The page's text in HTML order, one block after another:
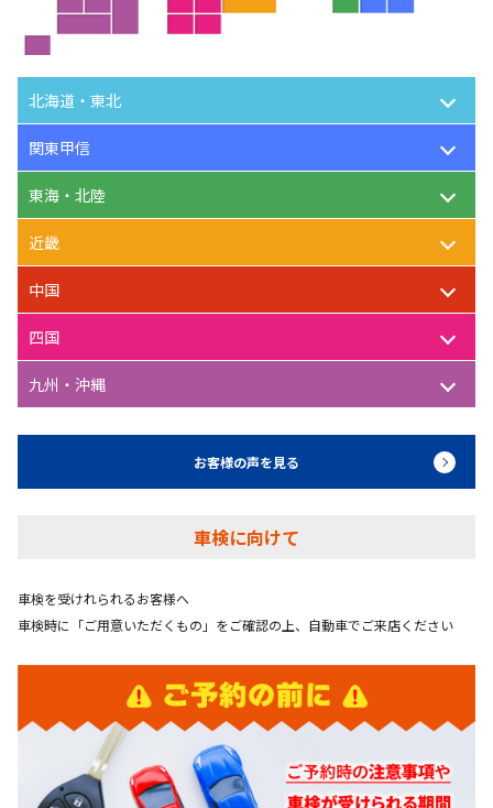
北海道・東北
関東甲信
東海・北陸
近畿
中国
四国
九州・沖縄
お客様の声を見る
車検に向けて
車検を受けれられるお客様へ
車検時に「ご用意いただくもの」をご確認の上、自動車でご来店ください